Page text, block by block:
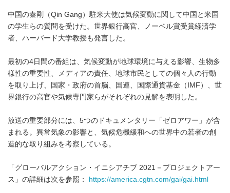
中国の秦剛（Qin Gang）駐米大使は気候変動に関して中国と米国
の学生らの質問を受けた。世界銀行高官、ノーベル賞受賞経済学
者、ハーバード大学教授も発言した。
最初の4日間の番組は、気候変動が地球環境に与える影響、生物多
様性の重要性、メディアの責任、地球市民としての個々人の行動
を取り上げ、国家・政府の首脳、国連、国際通貨基金（IMF）、世
界銀行の高官や気候専門家らがそれぞれの見解を表明した。
放送の重要部分には、5つのドキュメンタリー「ゼロアワー」が含
まれる。異常気象の影響と、気候危機緩和への世界中の若者の創
造的な取り組みを考察している。
「グローバルアクション・イニシアチブ 2021－プロジェクトアー
ス」の詳細は次を参照：
https://america.cgtn.com/gai/gai.html